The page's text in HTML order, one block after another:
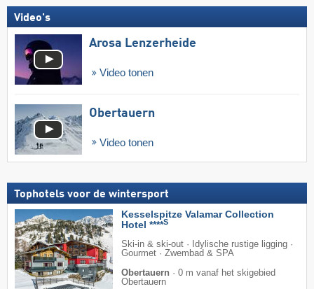
Video's
Arosa Lenzerheide
Video tonen
Obertauern
Video tonen
Tophotels voor de wintersport
Kesselspitze Valamar Collection
Hotel ****S
Ski-in & ski-out · Idylische rustige ligging ·
Gourmet · Zwembad & SPA
Obertauern · 0 m vanaf het skigebied
Obertauern